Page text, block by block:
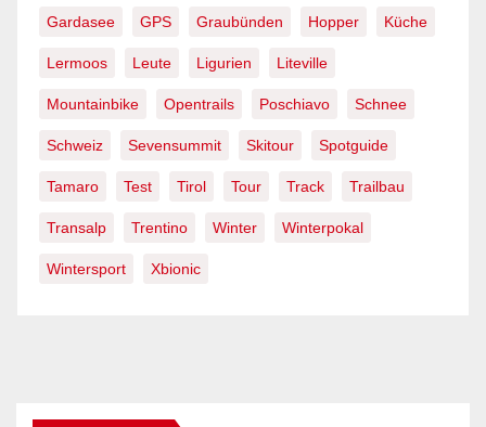
Gardasee GPS Graubünden Hopper Küche
Lermoos Leute Ligurien Liteville
Mountainbike Opentrails Poschiavo Schnee
Schweiz Sevensummit Skitour Spotguide
Tamaro Test Tirol Tour Track Trailbau
Transalp Trentino Winter Winterpokal
Wintersport Xbionic